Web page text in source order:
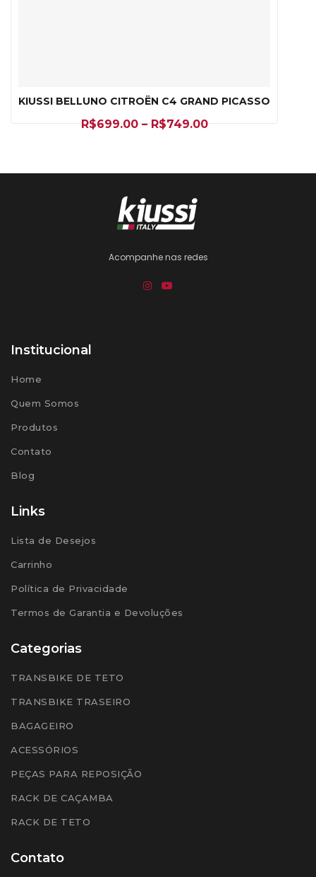
KIUSSI BELLUNO CITROËN C4 GRAND PICASSO
R$699.00 – R$749.00
Acompanhe nas redes
Institucional
Home
Quem Somos
Produtos
Contato
Blog
Links
Lista de Desejos
Carrinho
Política de Privacidade
Termos de Garantia e Devoluções
Categorias
TRANSBIKE DE TETO
TRANSBIKE TRASEIRO
BAGAGEIRO
ACESSÓRIOS
PEÇAS PARA REPOSIÇÃO
RACK DE CAÇAMBA
RACK DE TETO
Contato